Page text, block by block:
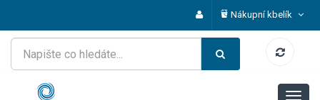
Nákupní kbelík